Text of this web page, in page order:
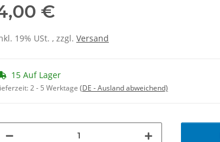
€
19% USt. , zzgl. Versand
15 Auf Lager
2 - 5 Werktage (DE - Ausland abweichend)